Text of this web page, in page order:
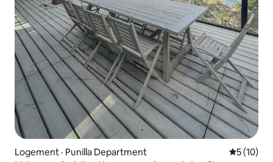
Logement · Punilla Department Note
5 (10)